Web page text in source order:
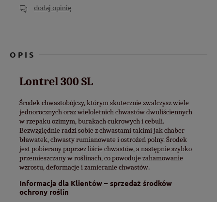
dodaj opinię
OPIS
Lontrel 300 SL
Środek chwastobójczy, którym skutecznie zwalczysz wiele
jednorocznych oraz wieloletnich chwastów dwuliściennych
w rzepaku ozimym, burakach cukrowych i cebuli.
Bezwzględnie radzi sobie z chwastami takimi jak chaber
bławatek, chwasty rumianowate i ostrożeń polny.Środek
jest pobierany poprzez liście chwastów, a następnie szybko
przemieszczany w roślinach, co powoduje zahamowanie
wzrostu, deformacje i zamieranie chwastów.
Informacja dla Klientów – sprzedaż środków
ochrony roślin